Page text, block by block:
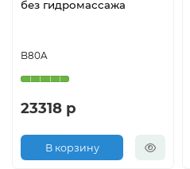
без гидромассажа
B80A
23318 р
В корзину